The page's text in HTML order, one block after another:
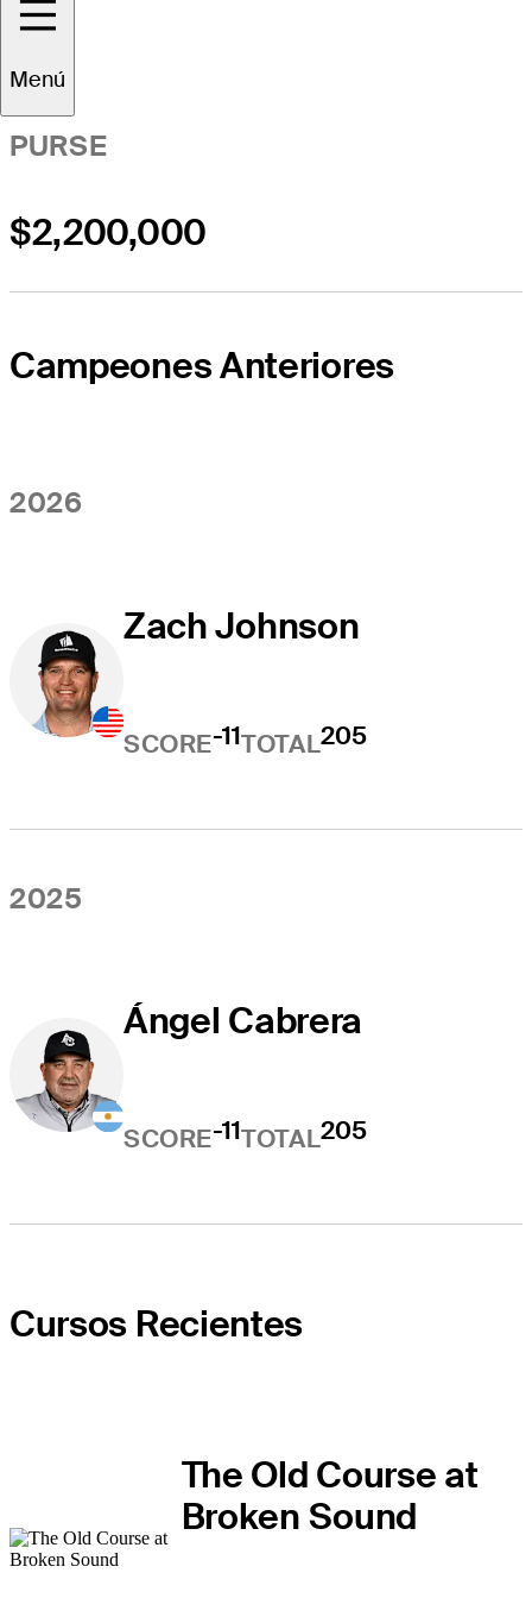
Menú
PURSE
$2,200,000
Campeones Anteriores
2026
Zach Johnson
SCORE-11TOTAL205
2025
Ángel Cabrera
SCORE-11TOTAL205
Cursos Recientes
The Old Course at
Broken Sound